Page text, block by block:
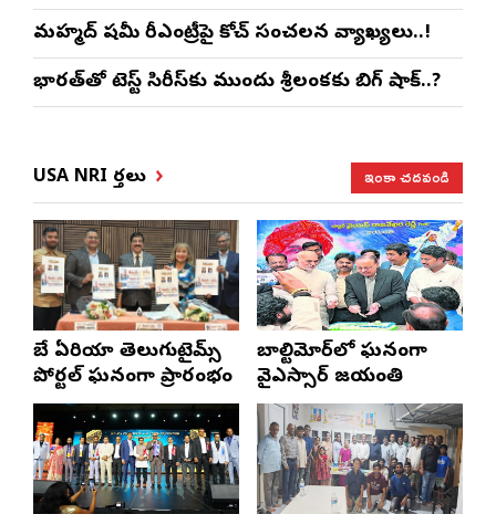
మహ్మద్ షమీ రీఎంట్రీపై కోచ్ సంచలన వ్యాఖ్యలు..!
భారత్‌తో టెస్ట్ సిరీస్‌కు ముందు శ్రీలంకకు బిగ్ షాక్..?
USA NRI వార్తలు ఇంకా చదవండి
బే ఏరియా తెలుగుటైమ్స్
పోర్టల్ ఘనంగా ప్రారంభం
బాల్టిమోర్‌లో ఘనంగా
వైఎస్సార్‌ జయంతి